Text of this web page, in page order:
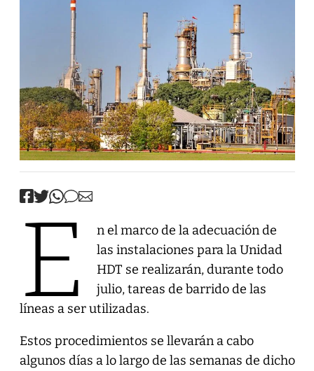
E
n el marco de la adecuación de
las instalaciones para la Unidad
HDT se realizarán, durante todo
julio, tareas de barrido de las
líneas a ser utilizadas.
Estos procedimientos se llevarán a cabo
algunos días a lo largo de las semanas de dicho